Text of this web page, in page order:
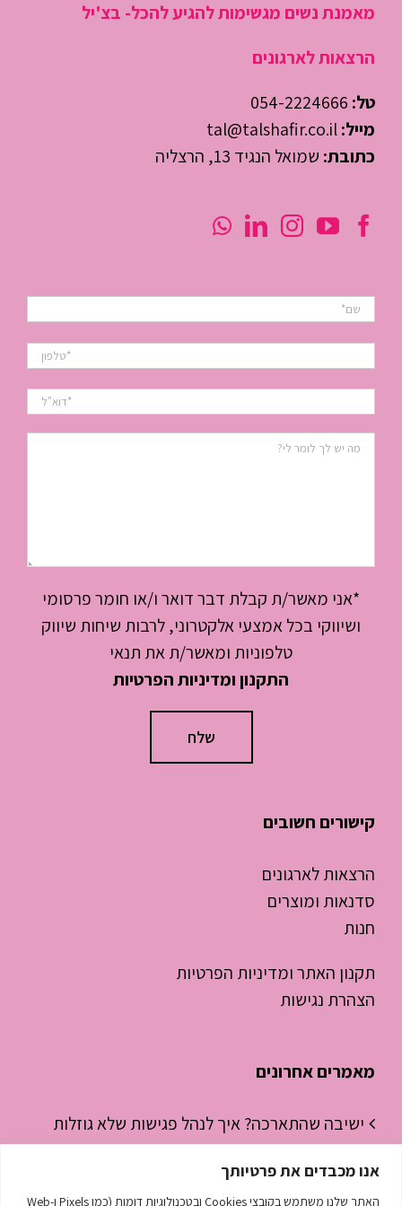
אנו מכבדים את פרטיותך
האתר שלנו משתמש בקובצי Cookies ובטכנולוגיות דומות (כמו Pixels ו-Web
מאמנת נשים מגשימות להגיע להכל- בצ'יל
הרצאות לארגונים
טל: 054-2224666
מייל:tal@talshafir.co.il
כתובת: שמואל הנגיד 13, הרצליה
*אני מאשר/ת קבלת דבר דואר ו/או חומר פרסומי
ושיווקי בכל אמצעי אלקטרוני, לרבות שיחות שיווק
טלפוניות ומאשר/ת את תנאי
התקנון ומדיניות הפרטיות
קישורים חשובים
הרצאות לארגונים
סדנאות ומוצרים
חנות
תקנון האתר ומדיניות הפרטיות
הצהרת נגישות
מאמרים אחרונים
ישיבה שהתארכה? איך לנהל פגישות שלא גוזלות
חצי יום עבודה
ניהול זמן לסטודנטים – איך להפסיק “לכבות